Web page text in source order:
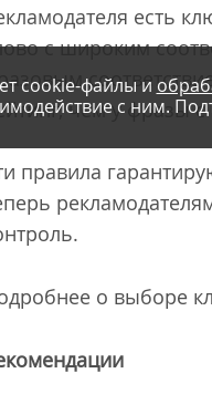
есть
с широким
чем у фразы
правила
о выборе
cookie-файлы и
с ним.